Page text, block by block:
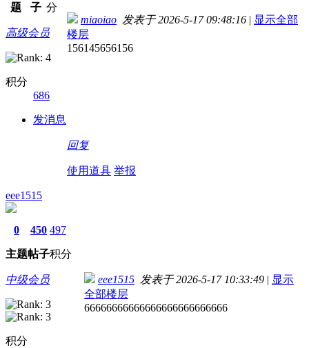
题
子 分
高级会员
积分
686
发消息
miaoiao 发表于 2026-5-17 09:48:16 | 显示全部
楼层
156145656156
回复
使用道具 举报
eee1515
0
主题
450
帖子
497
积分
中级会员
积分
eee1515 发表于 2026-5-17 10:33:49 | 显示
全部楼层
66666666666666666666666666